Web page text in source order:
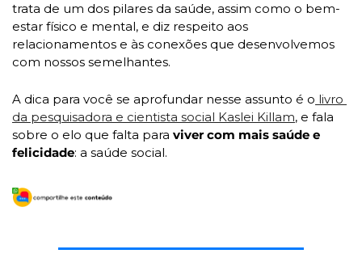
trata de um dos pilares da saúde, assim como o bem-
estar físico e mental, e diz respeito aos
relacionamentos e às conexões que desenvolvemos
com nossos semelhantes.
A dica para você se aprofundar nesse assunto é o livro
da pesquisadora e cientista social Kaslei Killam, e fala
sobre o elo que falta para viver com mais saúde e
felicidade: a saúde social.